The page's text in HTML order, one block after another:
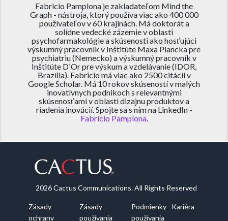
Fabricio Pamplona je zakladateľom Mind the
Graph - nástroja, ktorý používa viac ako 400 000
používateľov v 60 krajinách. Má doktorát a
solídne vedecké zázemie v oblasti
psychofarmakológie a skúsenosti ako hosťujúci
výskumný pracovník v Inštitúte Maxa Plancka pre
psychiatriu (Nemecko) a výskumný pracovník v
Inštitúte D'Or pre výskum a vzdelávanie (IDOR,
Brazília). Fabricio má viac ako 2500 citácií v
Google Scholar. Má 10 rokov skúseností v malých
inovatívnych podnikoch s relevantnými
skúsenosťami v oblasti dizajnu produktov a
riadenia inovácií. Spojte sa s ním na LinkedIn -
Fabricio Pamplona.
2026 Cactus Communications. All Rights Reserved
Zásady
ochrany
Zásady
používania
Podmienky
používania
Kariéra